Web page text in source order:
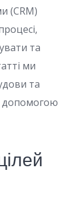
(CRM)
та
ми
та
допомогою